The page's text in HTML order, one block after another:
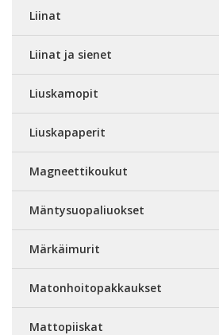
Liinat
Liinat ja sienet
Liuskamopit
Liuskapaperit
Magneettikoukut
Mäntysuopaliuokset
Märkäimurit
Matonhoitopakkaukset
Mattopiiskat